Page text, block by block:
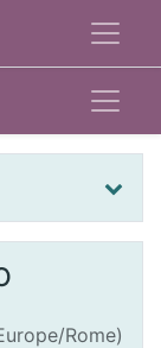
Rome)